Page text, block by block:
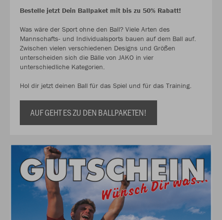
Bestelle jetzt Dein Ballpaket mit bis zu 50% Rabatt!
Was wäre der Sport ohne den Ball? Viele Arten des
Mannschafts- und Individualsports bauen auf dem Ball auf.
Zwischen vielen verschiedenen Designs und Größen
unterscheiden sich die Bälle von JAKO in vier
unterschiedliche Kategorien.
Hol dir jetzt deinen Ball für das Spiel und für das Training.
AUF GEHT ES ZU DEN BALLPAKETEN!